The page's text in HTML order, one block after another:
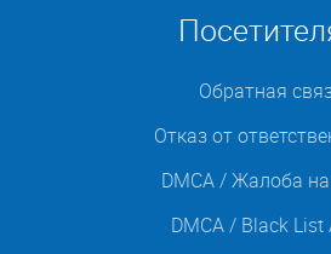
Обратная
Отказ от
DMCA / Жалоба
DMCA / Black List